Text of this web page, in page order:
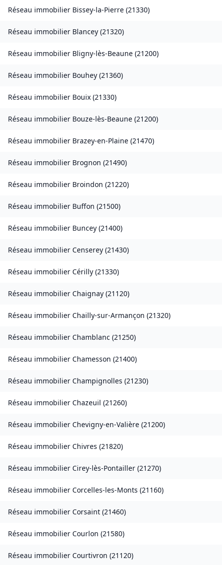
Réseau immobilier Bissey-la-Pierre (21330)
Réseau immobilier Blancey (21320)
Réseau immobilier Bligny-lès-Beaune (21200)
Réseau immobilier Bouhey (21360)
Réseau immobilier Bouix (21330)
Réseau immobilier Bouze-lès-Beaune (21200)
Réseau immobilier Brazey-en-Plaine (21470)
Réseau immobilier Brognon (21490)
Réseau immobilier Broindon (21220)
Réseau immobilier Buffon (21500)
Réseau immobilier Buncey (21400)
Réseau immobilier Censerey (21430)
Réseau immobilier Cérilly (21330)
Réseau immobilier Chaignay (21120)
Réseau immobilier Chailly-sur-Armançon (21320)
Réseau immobilier Chamblanc (21250)
Réseau immobilier Chamesson (21400)
Réseau immobilier Champignolles (21230)
Réseau immobilier Chazeuil (21260)
Réseau immobilier Chevigny-en-Valière (21200)
Réseau immobilier Chivres (21820)
Réseau immobilier Cirey-lès-Pontailler (21270)
Réseau immobilier Corcelles-les-Monts (21160)
Réseau immobilier Corsaint (21460)
Réseau immobilier Courlon (21580)
Réseau immobilier Courtivron (21120)